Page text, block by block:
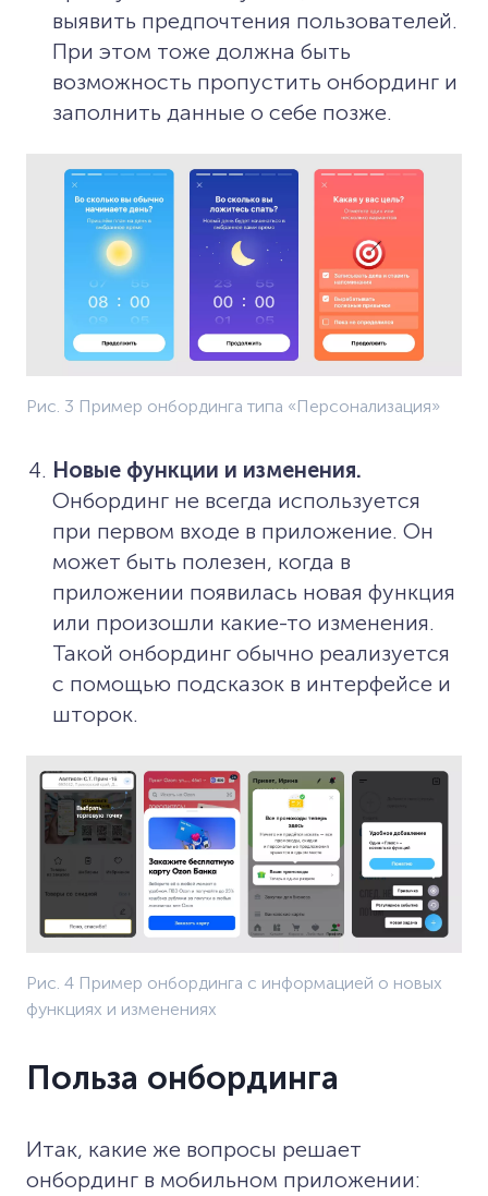
выявить предпочтения пользователей.
При этом тоже должна быть
возможность пропустить онбординг и
заполнить данные о себе позже.
Рис. 3 Пример онбординга типа «Персонализация»
Новые функции и изменения.
Онбординг не всегда используется
при первом входе в приложение. Он
может быть полезен, когда в
приложении появилась новая функция
или произошли какие-то изменения.
Такой онбординг обычно реализуется
с помощью подсказок в интерфейсе и
шторок.
Рис. 4 Пример онбординга с информацией о новых
функциях и изменениях
Польза онбординга
Итак, какие же вопросы решает
онбординг в мобильном приложении: